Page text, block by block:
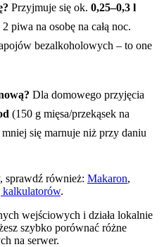
Przyjmuje się ok. 0,25–0,3 l
piwa na osobę na całą noc.
bezalkoholowych – to one
Dla domowego przyjęcia
(150 g mięsa/przekąsek na
się marnuje niż przy daniu
sprawdź również: Makaron,
kalkulatorów.
wejściowych i działa lokalnie
szybko porównać różne
na serwer.